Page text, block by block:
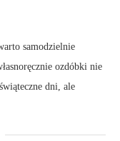
samodzielnie
ozdóbki nie
dni, ale